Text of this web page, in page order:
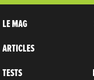
LE MAG
ARTICLES
TESTS